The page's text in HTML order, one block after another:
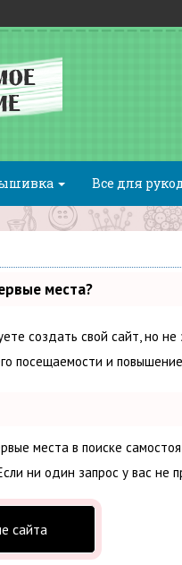
Все для
места?
создать свой сайт, но
посещаемости и
места в поиске
ни один запрос у вас не
сайта